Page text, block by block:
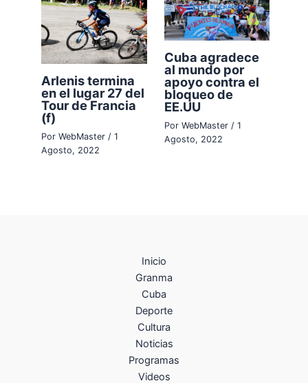
Arlenis termina
en el lugar 27 del
Tour de Francia
(f)
PorWebMaster/1
Agosto, 2022
Cuba agradece
al mundo por
apoyo contra el
bloqueo de
EE.UU
Por WebMaster / 1
Agosto, 2022
Inicio
Granma
Cuba
Deporte
Cultura
Noticias
Programas
Videos